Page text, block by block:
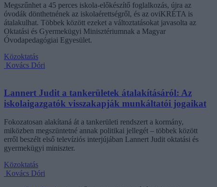
Megszűnhet a 45 perces iskola-előkészítő foglalkozás, újra az
óvodák dönthetnének az iskolaérettségről, és az oviKRÉTA is
átalakulhat. Többek között ezeket a változtatásokat javasolta az
Oktatási és Gyermekügyi Minisztériumnak a Magyar
Óvodapedagógiai Egyesület.
Közoktatás
Kovács Dóri
Lannert Judit a tankerületek átalakításáról: Az
iskolaigazgatók visszakapják munkáltatói jogaikat
Fokozatosan alakítaná át a tankerületi rendszert a kormány,
miközben megszüntetné annak politikai jellegét – többek között
erről beszélt első televíziós interjújában Lannert Judit oktatási és
gyermekügyi miniszter.
Közoktatás
Kovács Dóri